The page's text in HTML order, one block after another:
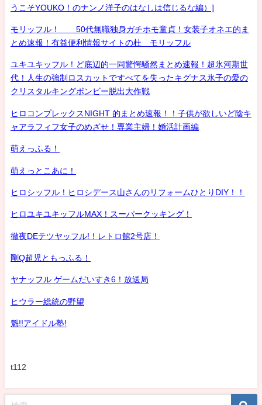
うこそYOUKO！のナンノ洋子のはなしは信じるな編）]
モリッフル！ 50代無職独身ガチホモ童貞！女装子オネエ的ま
とめ速報！有益便利情報サイトの杜 モリッフル
ユキユキッフル！ど底辺的一同驚愕騒然まとめ速報！超氷河期世
代！人生の強制ロスカットですべてを失ったキグナス氷子の愛の
クリスタルキングボンビー脱出大作戦
ヒロコンプレックスNIGHT 的まとめ速報！！子供が欲しいど陰キ
ャアラフィフ女子のめざせ！専業主婦！婚活計画編
萌えっふる！
萌えっとこあに！
ヒロシッフル！ヒロシデース山さんのリフォームひとりDIY！！
ヒロユキユキッフルMAX！スーパークッキング！
徹夜DEテツヤッフル!！レトロ館2号店！
剛Q超児ともっふる！
ヤナッフル ゲームだいすき6！放送局
ヒウラー総統の野望
魁!!アイドル塾!
t112